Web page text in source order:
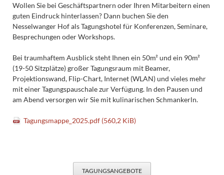
Wollen Sie bei Geschäftspartnern oder Ihren Mitarbeitern einen
guten Eindruck hinterlassen? Dann buchen Sie den
Nesselwanger Hof als Tagungshotel für Konferenzen, Seminare,
Besprechungen oder Workshops.
Bei traumhaftem Ausblick steht Ihnen ein 50m² und ein 90m²
(19-50 Sitzplätze) großer Tagungsraum mit Beamer,
Projektionswand, Flip-Chart, Internet (WLAN) und vieles mehr
mit einer Tagungspauschale zur Verfügung. In den Pausen und
am Abend versorgen wir Sie mit kulinarischen Schmankerln.
Tagungsmappe_2025.pdf (560,2 KiB)
TAGUNGSANGEBOTE